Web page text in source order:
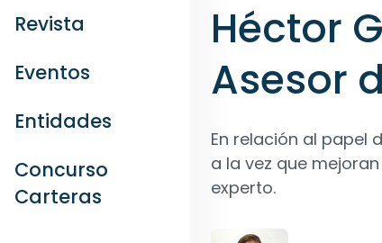
Revista
Eventos
Entidades
Concurso
Carteras
Héctor
Asesor
En relación al papel
a la vez que
experto.